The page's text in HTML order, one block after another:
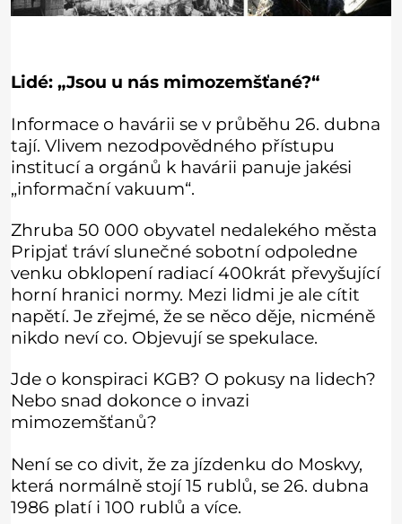
Lidé: „Jsou u nás mimozemšťané?“
Informace o havárii se v průběhu 26. dubna
tají. Vlivem nezodpovědného přístupu
institucí a orgánů k havárii panuje jakési
„informační vakuum“.
Zhruba 50 000 obyvatel nedalekého města
Pripjať tráví slunečné sobotní odpoledne
venku obklopení radiací 400krát převyšující
horní hranici normy. Mezi lidmi je ale cítit
napětí. Je zřejmé, že se něco děje, nicméně
nikdo neví co. Objevují se spekulace.
Jde o konspiraci KGB? O pokusy na lidech?
Nebo snad dokonce o invazi
mimozemšťanů?
Není se co divit, že za jízdenku do Moskvy,
která normálně stojí 15 rublů, se 26. dubna
1986 platí i 100 rublů a více.